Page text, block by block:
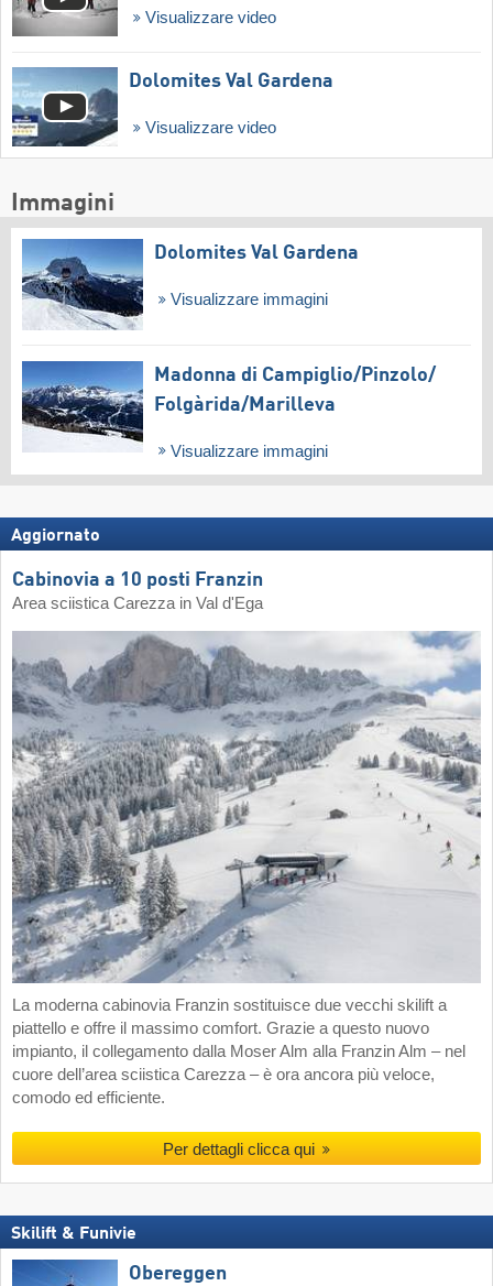
Visualizzare video
Dolomites Val Gardena
Visualizzare video
Immagini
Dolomites Val Gardena
Visualizzare immagini
Madonna di Campiglio/​Pinzolo/​
Folgàrida/​Marilleva
Visualizzare immagini
Aggiornato
Cabinovia a 10 posti Franzin
Area sciistica Carezza in Val d'Ega
La moderna cabinovia Franzin sostituisce due vecchi skilift a
piattello e offre il massimo comfort. Grazie a questo nuovo
impianto, il collegamento dalla Moser Alm alla Franzin Alm – nel
cuore dell’area sciistica Carezza – è ora ancora più veloce,
comodo ed efficiente.
Per dettagli clicca qui
Skilift & Funivie
Obereggen